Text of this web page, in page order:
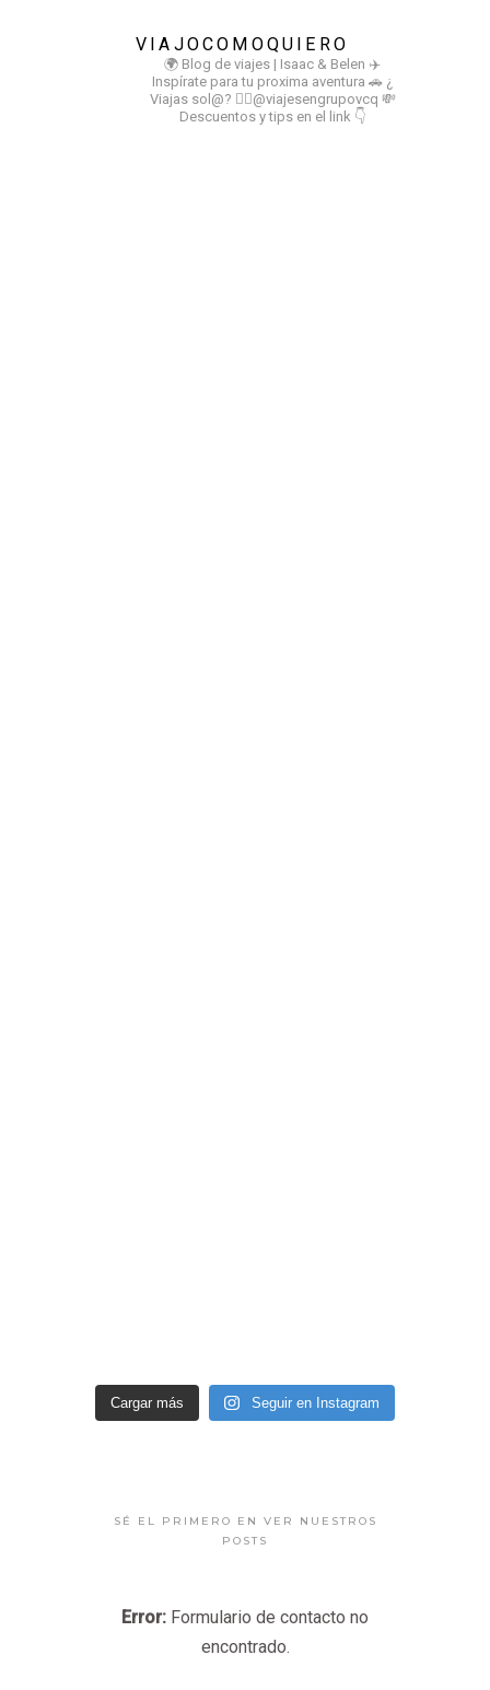
VIAJOCOMOQUIERO
🌍 Blog de viajes | Isaac & Belen ✈️
Inspírate para tu proxima aventura 🚗 ¿
Viajas sol@? 👉🏻@viajesengrupovcq 💸
Descuentos y tips en el link 👇
Cargar más Seguir en Instagram
SÉ EL PRIMERO EN VER NUESTROS
POSTS
Error: Formulario de contacto no
encontrado.